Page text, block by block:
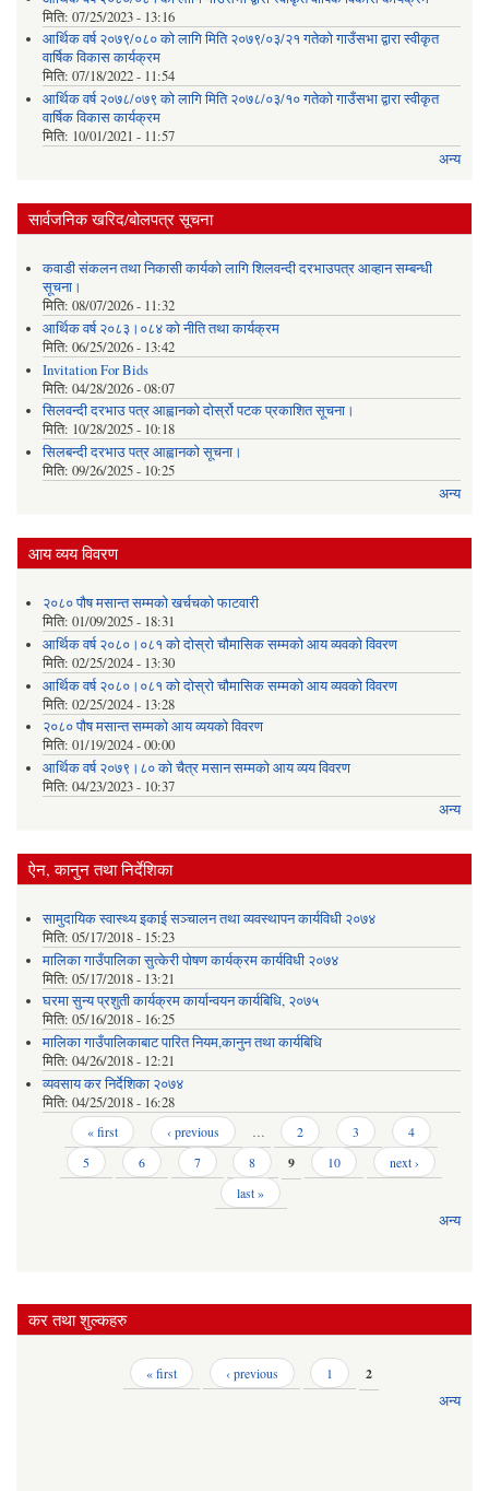
मिति: 07/25/2023 - 13:16
आर्थिक वर्ष २०७९/०८० को लागि मिति २०७९/०३/२१ गतेको गाउँसभा द्वारा स्वीकृत
वार्षिक विकास कार्यक्रम
मिति: 07/18/2022 - 11:54
आर्थिक वर्ष २०७८/०७९ को लागि मिति २०७८/०३/१० गतेको गाउँसभा द्वारा स्वीकृत
वार्षिक विकास कार्यक्रम
मिति: 10/01/2021 - 11:57
अन्य
सार्वजनिक खरिद/बोलपत्र सूचना
कवाडी संकलन तथा निकासी कार्यको लागि शिलवन्दी दरभाउपत्र आव्हान सम्बन्धी
सूचना।
मिति: 08/07/2026 - 11:32
आर्थिक वर्ष २०८३।०८४ को नीति तथा कार्यक्रम
मिति: 06/25/2026 - 13:42
Invitation For Bids
मिति: 04/28/2026 - 08:07
सिलवन्दी दरभाउ पत्र आह्वानको दोर्स्रो पटक प्रकाशित सूचना।
मिति: 10/28/2025 - 10:18
सिलबन्दी दरभाउ पत्र आह्वानको सूचना।
मिति: 09/26/2025 - 10:25
अन्य
आय व्यय विवरण
२०८० पौष मसान्त सम्मको खर्चचको फाटवारी
मिति: 01/09/2025 - 18:31
आर्थिक वर्ष २०८०।०८१ को दोस्रो चौमासिक सम्मको आय व्यवको विवरण
मिति: 02/25/2024 - 13:30
आर्थिक वर्ष २०८०।०८१ को दोस्रो चौमासिक सम्मको आय व्यवको विवरण
मिति: 02/25/2024 - 13:28
२०८० पौष मसान्त सम्मको आय व्ययको विवरण
मिति: 01/19/2024 - 00:00
आर्थिक वर्ष २०७९।८० को चैत्र मसान सम्मको आय व्यय विवरण
मिति: 04/23/2023 - 10:37
अन्य
ऐन, कानुन तथा निर्देशिका
सामुदायिक स्वास्थ्य इकाई सञ्चालन तथा व्यवस्थापन कार्यविधी २०७४
मिति: 05/17/2018 - 15:23
मालिका गाउँपालिका सुत्केरी पोषण कार्यक्रम कार्यविधी २०७४
मिति: 05/17/2018 - 13:21
घरमा सुन्य प्रशुती कार्यक्रम कार्यान्वयन कार्यबिधि, २०७५
मिति: 05/16/2018 - 16:25
मालिका गाउँपालिकाबाट पारित नियम,कानुन तथा कार्यबिधि
मिति: 04/26/2018 - 12:21
व्यवसाय कर निर्देशिका २०७४
मिति: 04/25/2018 - 16:28
Pages « first ‹ previous … 2 3
4
5
6 7 8 9 10
next ›
last »
अन्य
कर तथा शुल्कहरु
« first ‹ previous 1
2
अन्य